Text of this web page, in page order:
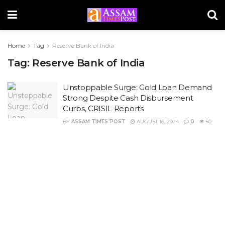
Home Tag Reserve Bank of India
Tag: Reserve Bank of India
Unstoppable Surge: Gold Loan Demand
Strong Despite Cash Disbursement
Curbs, CRISIL Reports
BY ASSAM TIMES POST AUGUST 16, 2024 0 50